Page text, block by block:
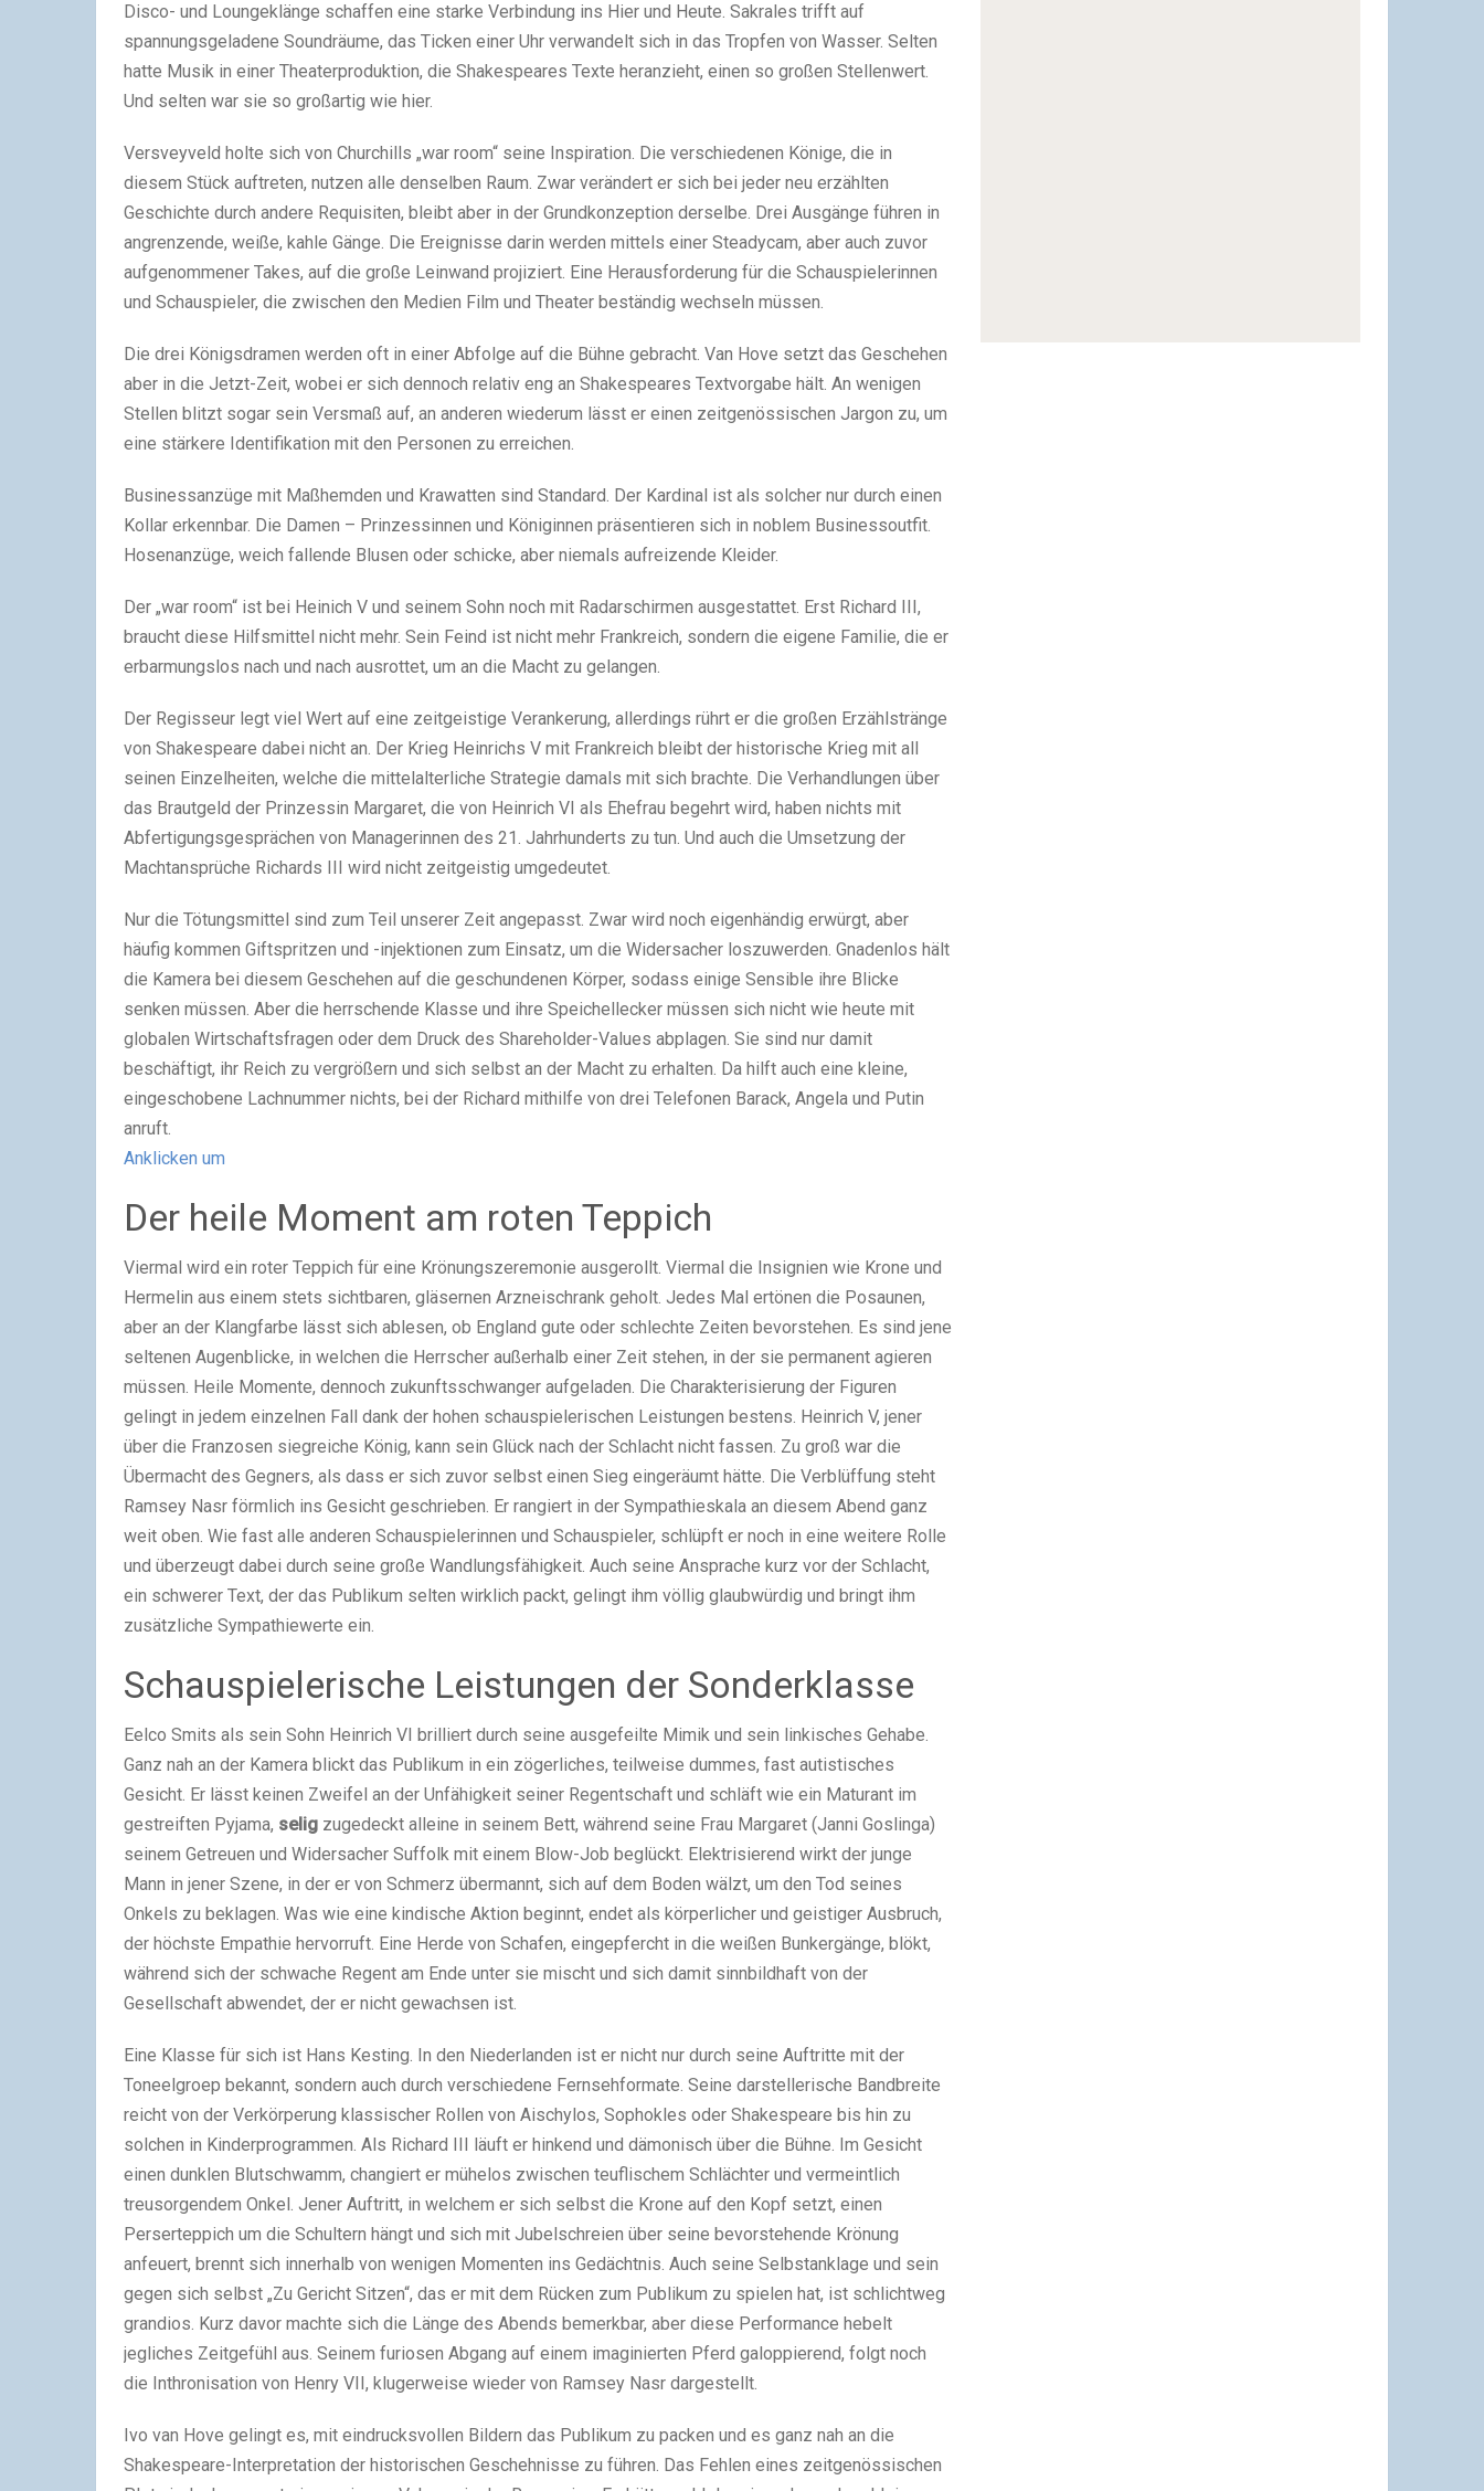
Disco- und Loungeklänge schaffen eine starke Verbindung ins Hier und Heute. Sakrales trifft auf
spannungsgeladene Soundräume, das Ticken einer Uhr verwandelt sich in das Tropfen von Wasser. Selten
hatte Musik in einer Theaterproduktion, die Shakespeares Texte heranzieht, einen so großen Stellenwert.
Und selten war sie so großartig wie hier.
Versveyveld holte sich von Churchills „war room“ seine Inspiration. Die verschiedenen Könige, die in
diesem Stück auftreten, nutzen alle denselben Raum. Zwar verändert er sich bei jeder neu erzählten
Geschichte durch andere Requisiten, bleibt aber in der Grundkonzeption derselbe. Drei Ausgänge führen in
angrenzende, weiße, kahle Gänge. Die Ereignisse darin werden mittels einer Steadycam, aber auch zuvor
aufgenommener Takes, auf die große Leinwand projiziert. Eine Herausforderung für die Schauspielerinnen
und Schauspieler, die zwischen den Medien Film und Theater beständig wechseln müssen.
Die drei Königsdramen werden oft in einer Abfolge auf die Bühne gebracht. Van Hove setzt das Geschehen
aber in die Jetzt-Zeit, wobei er sich dennoch relativ eng an Shakespeares Textvorgabe hält. An wenigen
Stellen blitzt sogar sein Versmaß auf, an anderen wiederum lässt er einen zeitgenössischen Jargon zu, um
eine stärkere Identifikation mit den Personen zu erreichen.
Businessanzüge mit Maßhemden und Krawatten sind Standard. Der Kardinal ist als solcher nur durch einen
Kollar erkennbar. Die Damen – Prinzessinnen und Königinnen präsentieren sich in noblem Businessoutfit.
Hosenanzüge, weich fallende Blusen oder schicke, aber niemals aufreizende Kleider.
Der „war room“ ist bei Heinich V und seinem Sohn noch mit Radarschirmen ausgestattet. Erst Richard III,
braucht diese Hilfsmittel nicht mehr. Sein Feind ist nicht mehr Frankreich, sondern die eigene Familie, die er
erbarmungslos nach und nach ausrottet, um an die Macht zu gelangen.
Der Regisseur legt viel Wert auf eine zeitgeistige Verankerung, allerdings rührt er die großen Erzählstränge
von Shakespeare dabei nicht an. Der Krieg Heinrichs V mit Frankreich bleibt der historische Krieg mit all
seinen Einzelheiten, welche die mittelalterliche Strategie damals mit sich brachte. Die Verhandlungen über
das Brautgeld der Prinzessin Margaret, die von Heinrich VI als Ehefrau begehrt wird, haben nichts mit
Abfertigungsgesprächen von Managerinnen des 21. Jahrhunderts zu tun. Und auch die Umsetzung der
Machtansprüche Richards III wird nicht zeitgeistig umgedeutet.
Nur die Tötungsmittel sind zum Teil unserer Zeit angepasst. Zwar wird noch eigenhändig erwürgt, aber
häufig kommen Giftspritzen und -injektionen zum Einsatz, um die Widersacher loszuwerden. Gnadenlos hält
die Kamera bei diesem Geschehen auf die geschundenen Körper, sodass einige Sensible ihre Blicke
senken müssen. Aber die herrschende Klasse und ihre Speichellecker müssen sich nicht wie heute mit
globalen Wirtschaftsfragen oder dem Druck des Shareholder-Values abplagen. Sie sind nur damit
beschäftigt, ihr Reich zu vergrößern und sich selbst an der Macht zu erhalten. Da hilft auch eine kleine,
eingeschobene Lachnummer nichts, bei der Richard mithilfe von drei Telefonen Barack, Angela und Putin
anruft.
Anklicken um
Der heile Moment am roten Teppich
Viermal wird ein roter Teppich für eine Krönungszeremonie ausgerollt. Viermal die Insignien wie Krone und
Hermelin aus einem stets sichtbaren, gläsernen Arzneischrank geholt. Jedes Mal ertönen die Posaunen,
aber an der Klangfarbe lässt sich ablesen, ob England gute oder schlechte Zeiten bevorstehen. Es sind jene
seltenen Augenblicke, in welchen die Herrscher außerhalb einer Zeit stehen, in der sie permanent agieren
müssen. Heile Momente, dennoch zukunftsschwanger aufgeladen. Die Charakterisierung der Figuren
gelingt in jedem einzelnen Fall dank der hohen schauspielerischen Leistungen bestens. Heinrich V, jener
über die Franzosen siegreiche König, kann sein Glück nach der Schlacht nicht fassen. Zu groß war die
Übermacht des Gegners, als dass er sich zuvor selbst einen Sieg eingeräumt hätte. Die Verblüffung steht
Ramsey Nasr förmlich ins Gesicht geschrieben. Er rangiert in der Sympathieskala an diesem Abend ganz
weit oben. Wie fast alle anderen Schauspielerinnen und Schauspieler, schlüpft er noch in eine weitere Rolle
und überzeugt dabei durch seine große Wandlungsfähigkeit. Auch seine Ansprache kurz vor der Schlacht,
ein schwerer Text, der das Publikum selten wirklich packt, gelingt ihm völlig glaubwürdig und bringt ihm
zusätzliche Sympathiewerte ein.
Schauspielerische Leistungen der Sonderklasse
Eelco Smits als sein Sohn Heinrich VI brilliert durch seine ausgefeilte Mimik und sein linkisches Gehabe.
Ganz nah an der Kamera blickt das Publikum in ein zögerliches, teilweise dummes, fast autistisches
Gesicht. Er lässt keinen Zweifel an der Unfähigkeit seiner Regentschaft und schläft wie ein Maturant im
gestreiften Pyjama, selig zugedeckt alleine in seinem Bett, während seine Frau Margaret (Janni Goslinga)
seinem Getreuen und Widersacher Suffolk mit einem Blow-Job beglückt. Elektrisierend wirkt der junge
Mann in jener Szene, in der er von Schmerz übermannt, sich auf dem Boden wälzt, um den Tod seines
Onkels zu beklagen. Was wie eine kindische Aktion beginnt, endet als körperlicher und geistiger Ausbruch,
der höchste Empathie hervorruft. Eine Herde von Schafen, eingepfercht in die weißen Bunkergänge, blökt,
während sich der schwache Regent am Ende unter sie mischt und sich damit sinnbildhaft von der
Gesellschaft abwendet, der er nicht gewachsen ist.
Eine Klasse für sich ist Hans Kesting. In den Niederlanden ist er nicht nur durch seine Auftritte mit der
Toneelgroep bekannt, sondern auch durch verschiedene Fernsehformate. Seine darstellerische Bandbreite
reicht von der Verkörperung klassischer Rollen von Aischylos, Sophokles oder Shakespeare bis hin zu
solchen in Kinderprogrammen. Als Richard III läuft er hinkend und dämonisch über die Bühne. Im Gesicht
einen dunklen Blutschwamm, changiert er mühelos zwischen teuflischem Schlächter und vermeintlich
treusorgendem Onkel. Jener Auftritt, in welchem er sich selbst die Krone auf den Kopf setzt, einen
Perserteppich um die Schultern hängt und sich mit Jubelschreien über seine bevorstehende Krönung
anfeuert, brennt sich innerhalb von wenigen Momenten ins Gedächtnis. Auch seine Selbstanklage und sein
gegen sich selbst „Zu Gericht Sitzen“, das er mit dem Rücken zum Publikum zu spielen hat, ist schlichtweg
grandios. Kurz davor machte sich die Länge des Abends bemerkbar, aber diese Performance hebelt
jegliches Zeitgefühl aus. Seinem furiosen Abgang auf einem imaginierten Pferd galoppierend, folgt noch
die Inthronisation von Henry VII, klugerweise wieder von Ramsey Nasr dargestellt.
Ivo van Hove gelingt es, mit eindrucksvollen Bildern das Publikum zu packen und es ganz nah an die
Shakespeare-Interpretation der historischen Geschehnisse zu führen. Das Fehlen eines zeitgenössischen